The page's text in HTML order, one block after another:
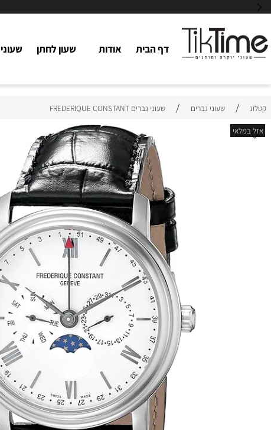
דף הבית אודות שעון לחתן שעוני כלות
שעוני גברים / שעוני גברים FREDERIQUE CONSTANT